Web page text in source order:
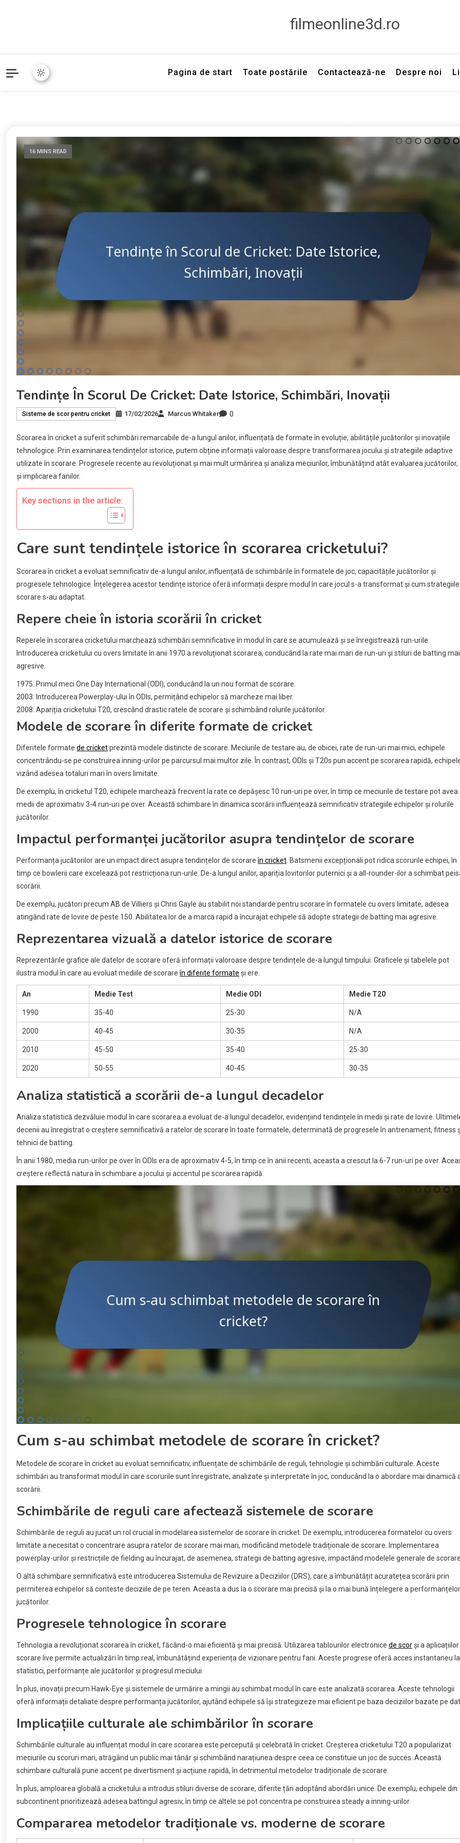
filmeonline3d.ro
Pagina de start Toate postările Contactează-ne Despre noi
16 MINS READ
Tendințe În Scorul De Cricket: Date Istorice, Schimbări, Inovații
Sisteme de scor pentru cricket 17/02/2026 Marcus Whitaker 0
Scorarea în cricket a suferit schimbări remarcabile de-a lungul anilor, influențată de formate în evoluție, abilitățile jucătorilor și inovațiile
tehnologice. Prin examinarea tendințelor istorice, putem obține informații valoroase despre transformarea jocului și strategiile adaptive
utilizate în scorare. Progresele recente au revoluționat și mai mult urmărirea și analiza meciurilor, îmbunătățind atât evaluarea jucătorilor,
și implicarea fanilor.
Key sections in the article:
Care sunt tendințele istorice în scorarea cricketului?
Scorarea în cricket a evoluat semnificativ de-a lungul anilor, influențată de schimbările în formatele de joc, capacitățile jucătorilor și
progresele tehnologice. Înțelegerea acestor tendințe istorice oferă informații despre modul în care jocul s-a transformat și cum
scorare s-au adaptat.
Repere cheie în istoria scorării în cricket
Reperele în scorarea cricketului marchează schimbări semnificative în modul în care se acumulează și se înregistrează run-urile.
Introducerea cricketului cu overs limitate în anii 1970 a revoluționat scorarea, conducând la rate mai mari de run-uri și stiluri de batting mai
agresive.
1975: Primul meci One Day International (ODI), conducând la un nou format de scorare.
2003: Introducerea Powerplay-ului în ODIs, permițând echipelor să marcheze mai liber.
2008: Apariția cricketului T20, crescând drastic ratele de scorare și schimbând rolurile jucătorilor.
Modele de scorare în diferite formate de cricket
Diferitele formate de cricketprezintă modele distincte de scorare. Meciurile de testare au, de obicei, rate de run-uri mai mici, echipele
concentrându-se pe construirea inning-urilor pe parcursul mai multor zile. În contrast, ODIs și T20s pun accent pe scorarea rapidă,
vizând adesea totaluri mari în overs limitate.
De exemplu, în cricketul T20, echipele marchează frecvent la rate ce depășesc 10 run-uri pe over, în timp ce meciurile de testare pot avea
medii de aproximativ 3-4 run-uri pe over. Această schimbare în dinamica scorării influențează semnificativ strategiile echipelor și rolurile
jucătorilor.
Impactul performanței jucătorilor asupra tendințelor de scorare
Performanța jucătorilor are un impact direct asupra tendințelor de scorareîn cricket . Batsmenii excepționali pot ridica scorurile echipei, în
timp ce bowlerii care excelează pot restricționa run-urile. De-a lungul anilor, apariția lovitorilor puternici și a all-rounder-ilor a schimbat
scorării.
De exemplu, jucători precum AB de Villiers și Chris Gayle au stabilit noi standarde pentru scorare în formatele cu overs limitate, adesea
atingând rate de lovire de peste 150. Abilitatea lor de a marca rapid a încurajat echipele să adopte strategii de batting mai agresive.
Reprezentarea vizuală a datelor istorice de scorare
Reprezentările grafice ale datelor de scorare oferă informații valoroase despre tendințele de-a lungul timpului. Graficele și tabelele pot
ilustra modul în care au evoluat mediile de scorareîn diferite formate și ere.
An Medie Test Medie ODI Medie T20
1990 35-40 25-30 N/A
2000 40-45 30-35 N/A
2010 45-50 35-40 25-30
2020 50-55 40-45 30-35
Analiza statistică a scorării de-a lungul decadelor
Analiza statistică dezvăluie modul în care scorarea a evoluat de-a lungul decadelor, evidențiind tendințele în medii și rate de lovire.
decenii au înregistrat o creștere semnificativă a ratelor de scorare în toate formatele, determinată de progresele în antrenament, fitness
tehnici de batting.
În anii 1980, media run-urilor pe over în ODIs era de aproximativ 4-5, în timp ce în anii recenti, aceasta a crescut la 6-7 run-uri pe over.
creștere reflectă natura în schimbare a jocului și accentul pe scorarea rapidă.
Cum s-au schimbat metodele de scorare în cricket?
Metodele de scorare în cricket au evoluat semnificativ, influențate de schimbările de reguli, tehnologie și schimbări culturale. Aceste
schimbări au transformat modul în care scorurile sunt înregistrate, analizate și interpretate în joc, conducând la o abordare mai dinamică
scorării.
Schimbările de reguli care afectează sistemele de scorare
Schimbările de reguli au jucat un rol crucial în modelarea sistemelor de scorare în cricket. De exemplu, introducerea formatelor cu overs
limitate a necesitat o concentrare asupra ratelor de scorare mai mari, modificând metodele tradiționale de scorare. Implementarea
powerplay-urilor și restricțiile de fielding au încurajat, de asemenea, strategii de batting agresive, impactând modelele generale de
O altă schimbare semnificativă este introducerea Sistemului de Revizuire a Deciziilor (DRS), care a îmbunătățit acuratețea scorării prin
permiterea echipelor să conteste deciziile de pe teren. Aceasta a dus la o scorare mai precisă și la o mai bună înțelegere a performanțelor
jucătorilor.
Progresele tehnologice în scorare
Tehnologia a revoluționat scorarea în cricket, făcând-o mai eficientă și mai precisă. Utilizarea tablourilor electronice de scorși a
scorare live permite actualizări în timp real, îmbunătățind experiența de vizionare pentru fani. Aceste progrese oferă acces instantaneu la
statistici, performanțe ale jucătorilor și progresul meciului.
În plus, inovații precum Hawk-Eye și sistemele de urmărire a mingii au schimbat modul în care este analizată scorarea. Aceste tehnologii
oferă informații detaliate despre performanța jucătorilor, ajutând echipele să își strategizeze mai eficient pe baza deciziilor bazate pe
Implicațiile culturale ale schimbărilor în scorare
Schimbările culturale au influențat modul în care scorarea este percepută și celebrată în cricket. Creșterea cricketului T20 a popularizat
meciurile cu scoruri mari, atrăgând un public mai tânăr și schimbând narațiunea despre ceea ce constituie un joc de succes. Această
schimbare culturală pune accent pe divertisment și acțiune rapidă, în detrimentul metodelor tradiționale de scorare.
În plus, amploarea globală a cricketului a introdus stiluri diverse de scorare, diferite țări adoptând abordări unice. De exemplu, echipele din
subcontinent prioritizează adesea battingul agresiv, în timp ce altele se pot concentra pe construirea steady a inning-urilor.
Compararea metodelor tradiționale vs. moderne de scorare